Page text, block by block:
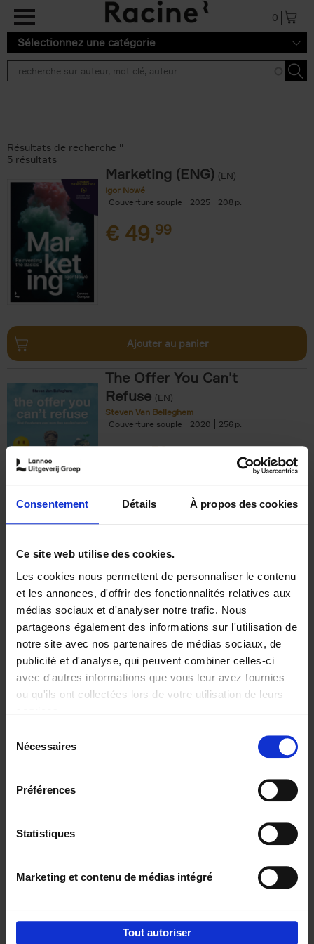
Consentement Détails À propos des cookies
Ce site web utilise des cookies.
Les cookies nous permettent de personnaliser le contenu
et les annonces, d'offrir des fonctionnalités relatives aux
médias sociaux et d'analyser notre trafic. Nous
partageons également des informations sur l'utilisation de
notre site avec nos partenaires de médias sociaux, de
publicité et d'analyse, qui peuvent combiner celles-ci
avec d'autres informations que vous leur avez fournies
ou qu'ils ont collectées lors de votre utilisation de leurs
Nécessaires
Préférences
Statistiques
Marketing et contenu de médias intégré
Tout autoriser
Aller au contenu principal
0
Sélectionnez une catégorie
Résultats de recherche ''
5 résultats
Marketing (ENG) (EN)
Igor Nowé
Couverture souple
2025 208
€ 49,99
Ajouter au panier
The Offer You Can't
Refuse (EN)
Steven Van Belleghem
Couverture souple
2020 256
€37,50
Building Bonds = Building
Business
Jochen Roef Jozefien De Feyter
Carolien Boom
Couverture souple
2025 200
€29,99
Digital marketing like a PRO -
completely revised edition (EN)